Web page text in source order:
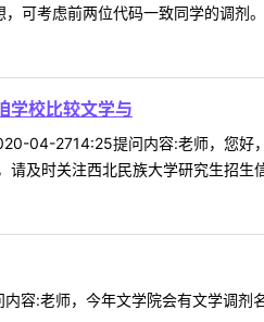
可考虑前两位代码一致同学的调剂
学校比较文学与
04-2714:25提问内容:老师，您好
及时关注西北民族大学研究生招生
:老师，今年文学院会有文学调剂